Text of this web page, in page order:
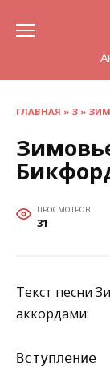
ГЛАВНАЯ » З »
ПРОСМОТРОВ
31
Текст песни
аккордами:
Вступление